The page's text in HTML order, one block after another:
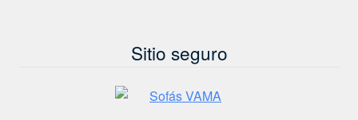
Sitio seguro